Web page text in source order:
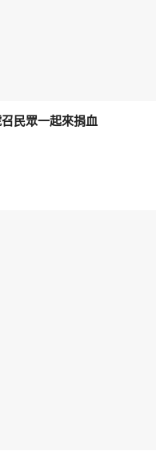
民眾一起來捐血